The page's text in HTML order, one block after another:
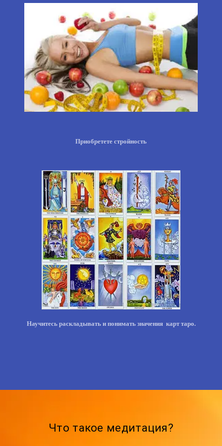
Приобретете стройность
Научитесь раскладывать и понимать значения карт таро.
Что такое медитация?